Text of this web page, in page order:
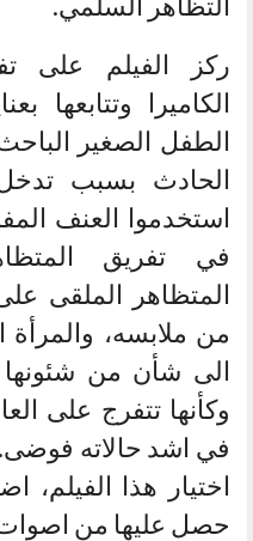
ركز الفيلم على
الكاميرا
الطفل الصغير
الحادث بسبب
استخدموا العنف
في تفريق
المتظاهر الملقى
من ملابسه،
الى شأن من
وكأنها تتفرج على
في اشد حالاته
اختيار هذا الفيلم،
حصل عليها من